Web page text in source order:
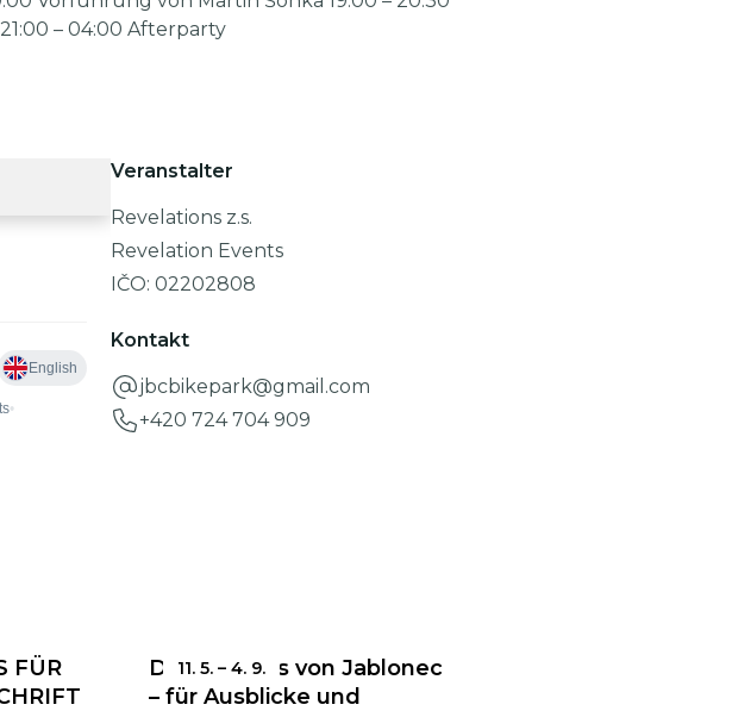
– 04:00 Afterparty
Veranstalter
Revelations z.s.
Revelation Events
IČO:02202808
Kontakt
jbcbikepark@gmail.com
+420 724 704 909
FÜR
11. 5. – 4. 9.
Das Rathaus von Jablonec
– für Ausblicke und